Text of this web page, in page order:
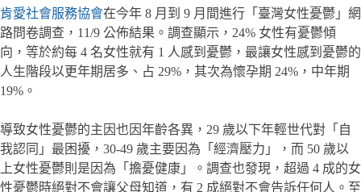
肯愛社會服務協會在今年 8 月到 9 月間進行「臺灣女性憂鬱」網
路問卷調查，11/9 公佈結果。調查顯示，24% 女性有憂鬱傾
向，等於約每 4 名女性就有 1 人感到憂鬱，最讓女性感到憂鬱的
人生階段以更年期居多、占 29%，其次為懷孕期 24%，中年期
19%。
導致女性憂鬱的主因也因年齡各異，29 歲以下年輕世代對「自
我認同」最困擾，30-49 歲主要因為「經濟壓力」，而 50 歲以
上女性憂鬱則是因為「擔憂健康」。調查也發現，超過 4 成的女
性憂鬱時絕對不會讓父母知道，有 2 成絕對不會告訴任何人。至